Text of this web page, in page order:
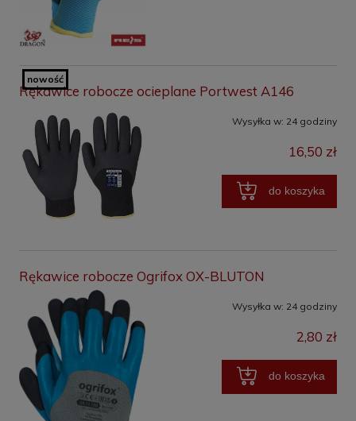
Rękawice robocze ocieplane Portwest A146
Wysyłka w: 24 godziny
16,50 zł
do koszyka
nowość
Rękawice robocze Ogrifox OX-BLUTON
Wysyłka w: 24 godziny
2,80 zł
do koszyka